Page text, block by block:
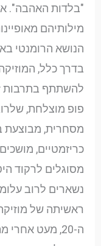
"בלדות האהבה".
מילותיהם
הנושא הרומנטי
בדרך כלל,
להשתתף בתרבות
פופ מוצלחת,
מסחרית, מבוצעת
כריזמטיים,
מסוגלים לרקוד
נשארים לרוב
ה-20, מעט